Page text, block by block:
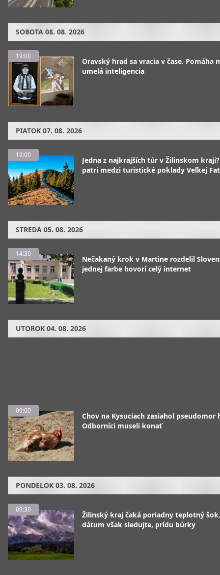
SOBOTA 08. 08. 2026
19:00
Oravský hrad sa vracia v čase. Pomáha
umelá inteligencia
PIATOK 07. 08. 2026
19:00
Jedna z najkrajších túr v Žilinskom
patrí medzi turistické poklady Veľkej
STREDA 05. 08. 2026
14:30
Nečakaný krok v Martine rozdelil
jednej farbe hovorí celý internet
UTOROK 04. 08. 2026
09:00
Chov na Kysuciach zasiahol pseudomor
Odborníci museli konať
PONDELOK 03. 08. 2026
09:30
Žilinský kraj čaká poriadny teplotný
dátum však sledujte, prídu búrky